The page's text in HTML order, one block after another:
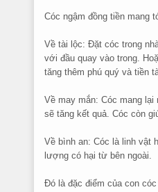
Cóc ngậm đồng tiền mang
Về tài lộc: Đặt cóc trong
với đầu quay vào trong.
tăng thêm phú quý và tiền
Về may mắn: Cóc mang
sẽ tăng kết quả. Cóc còn
Về bình an: Cóc là linh vật
lượng có hại từ bên ngoài.
Đó là đặc điểm của con